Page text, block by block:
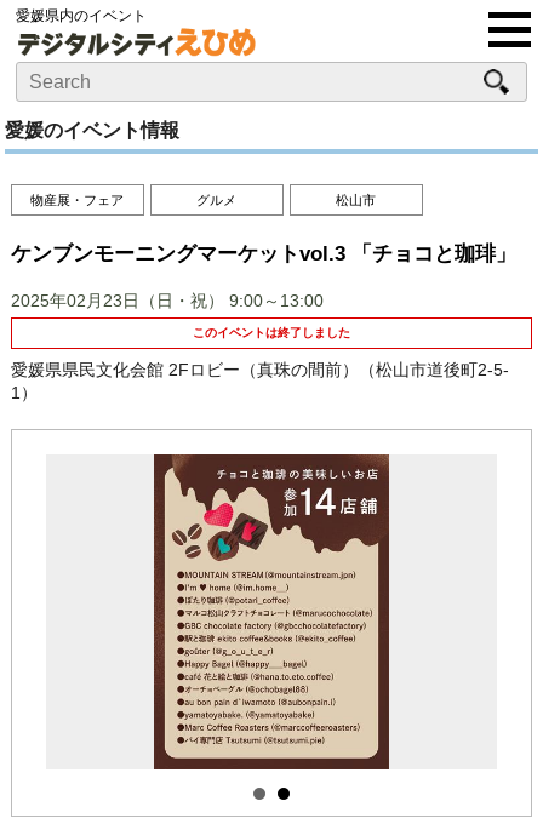
愛媛県内のイベント
愛媛のイベント情報
物産展・フェア グルメ 松山市
ケンブンモーニングマーケットvol.3 「チョコと珈琲」
2025年02月23日（日・祝） 9:00～13:00
このイベントは終了しました
愛媛県県民文化会館 2Fロビー（真珠の間前）（松山市道後町2-5-
1）